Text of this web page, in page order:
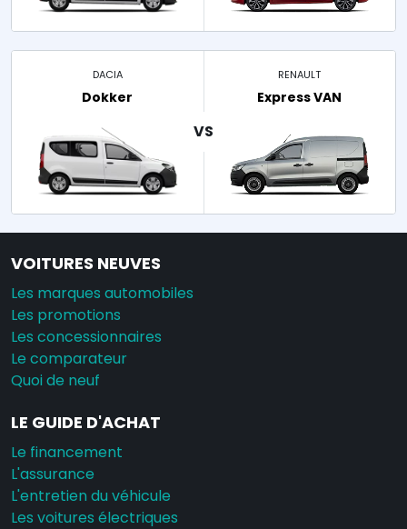
DACIA
Dokker
RENAULT
Express VAN
VOITURES NEUVES
Les marques automobiles
Les promotions
Les concessionnaires
Le comparateur
Quoi de neuf
LE GUIDE D'ACHAT
Le financement
L'assurance
L'entretien du véhicule
Les voitures électriques